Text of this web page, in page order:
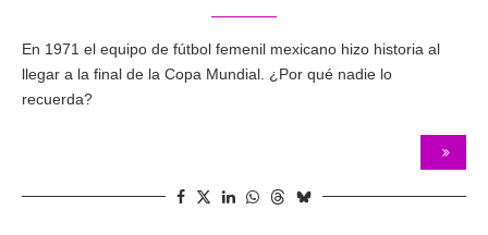
En 1971 el equipo de fútbol femenil mexicano hizo historia al
llegar a la final de la Copa Mundial. ¿Por qué nadie lo
recuerda?